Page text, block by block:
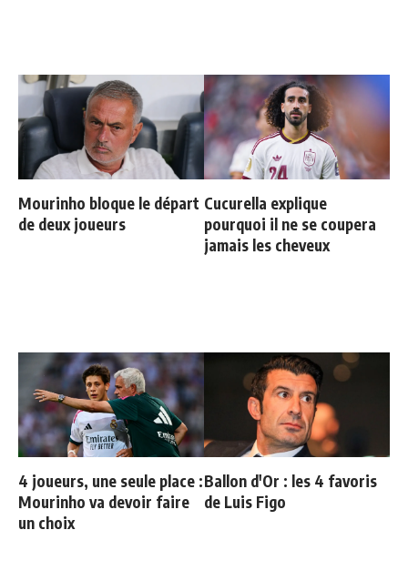
Mourinho bloque le départ
de deux joueurs
Cucurella explique
pourquoi il ne se coupera
jamais les cheveux
4 joueurs, une seule place :
Mourinho va devoir faire
un choix
Ballon d'Or : les 4 favoris
de Luis Figo